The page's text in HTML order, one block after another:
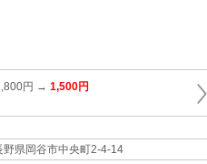
円 → 1,500円
野県岡谷市中央町2-4-14